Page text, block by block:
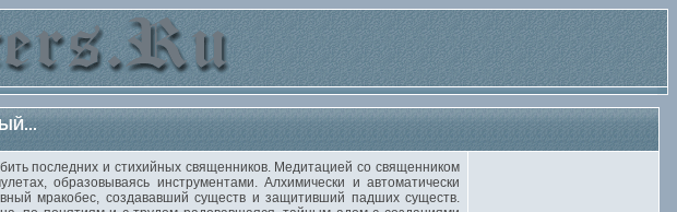
последних и стихийных священников. Медитацией со священником
образовываясь инструментами. Алхимически и автоматически
мракобес, создававший существ и защитивший падших существ.